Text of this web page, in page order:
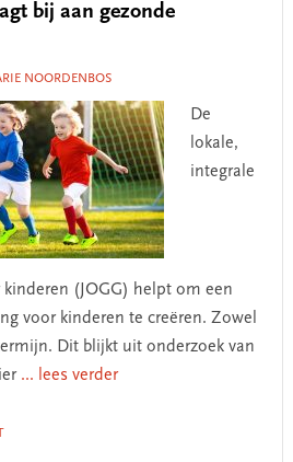
bij aan gezonde
NOORDENBOS
De
lokale,
integrale
(JOGG) helpt om een
voor kinderen te creëren. Zowel
Dit blijkt uit onderzoek van
... lees verder